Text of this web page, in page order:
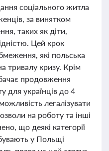
соціального житла
за винятком
таких як діти,
Цей крок
які польська
тривалу кризу. Крім
продовження
для українців до 4
легалізувати
на роботу та інші
що деякі категорії
у Польщі